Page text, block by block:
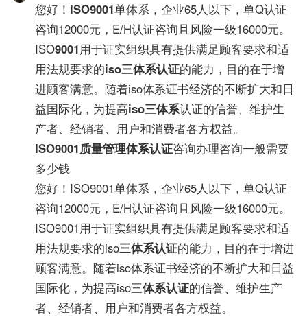
您好！ ISO9001单体系，企业65人以下，单Q认证
咨询12000元，E/H认证咨询且风险一级16000元。
ISO9001用于证实组织具有提供满足顾客要求和适
用法规要求的iso三体系认证的能力，目的在于增
进顾客满意。随着iso体系证书经济的不断扩大和日
益国际化，为提高iso三体系认证的信誉、维护生
产者、经销者、用户和消费者各方权益。
ISO9001质量管理体系认证咨询办理咨询一般需要
多少钱
您好！ISO9001单体系，企业65人以下，单Q认证
咨询12000元，E/H认证咨询且风险一级16000元。
ISO9001用于证实组织具有提供满足顾客要求和适
用法规要求的iso三体系认证的能力，目的在于增进
顾客满意。随着iso体系证书经济的不断扩大和日益
国际化，为提高iso三体系认证的信誉、维护生产
者、经销者、用户和消费者各方权益。